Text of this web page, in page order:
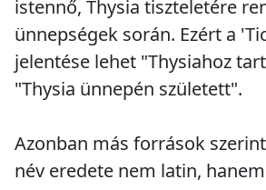
istennő, Thysia tiszteletére
ünnepségek során. Ezért a
jelentése lehet "Thysiahoz
"Thysia ünnepén született".
Azonban más források
név eredete nem latin,